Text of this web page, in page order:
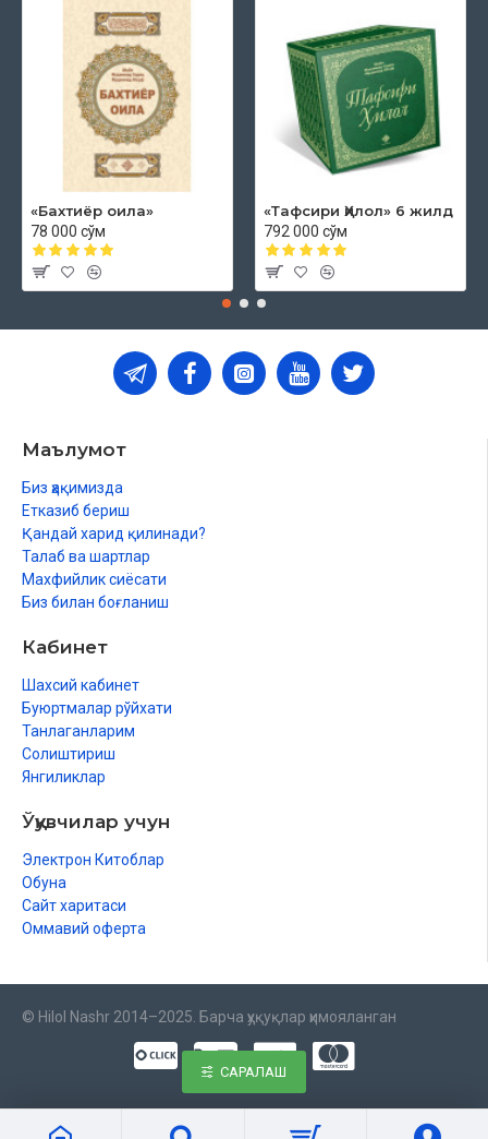
«Бахтиёр оила»
78 000 сўм
«Тафсири Ҳилол» 6 жилд
792 000 сўм
Маълумот
Биз ҳақимизда
Етказиб бериш
Қандай харид қилинади?
Талаб ва шартлар
Махфийлик сиёсати
Биз билан боғланиш
Кабинет
Шахсий кабинет
Буюртмалар рўйхати
Танлаганларим
Солиштириш
Янгиликлар
Ўқувчилар учун
Электрон Китоблар
Обуна
Сайт харитаси
Оммавий оферта
© Hilol Nashr 2014–2025. Барча ҳуқуқлар ҳимояланган
САРАЛАШ